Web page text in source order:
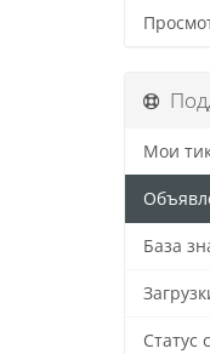
Мои
База
Статус